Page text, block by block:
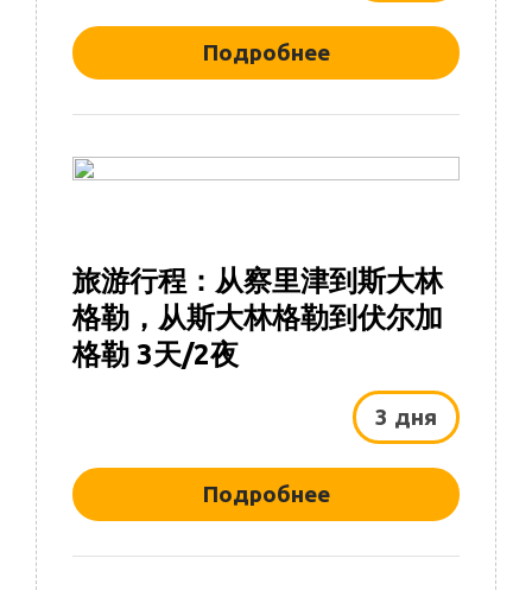
Подробнее
旅游行程：从察里津到斯大林
格勒，从斯大林格勒到伏尔加
格勒 3天/2夜
3 дня
Подробнее